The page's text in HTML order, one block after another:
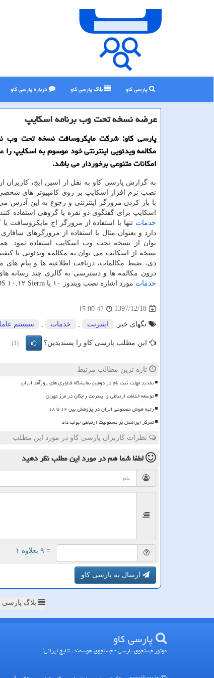
پارسی کاو بلاگ پارسی كاو درباره پارسی كاو
عرضه نسخه تحت وب برنامه اسكایپ
پارسی كاو: شركت مایكروسافت نسخه تحت وب
مكالمه ویدئویی اینترنتی خود موسوم به اسكایپ را
امكانات متنوعی برخوردار می باشد.
به گزارش پارسی كاو به نقل از اسین ایج، كاربران
نصب نرم افزار اسكایپ بر روی كامپیوتر های شخصی
با باز كردن مرورگر اینترنتی و رجوع به این آدرس می
اسكایپ برای گفتگوی دو نفره یا گروهی استفاده
خدمات تنها با استفاده از مرورگر اج مایكروسافت
دارد و بعنوان مثال با استفاده از مرورگرهای
توان از نسخه تحت وب اسكایپ استفاده نمود.
نسخه از اسكایپ می توان به مكالمه ویدئویی با
دی، ضبط مكالمات، دریافت اطلاعیه ها و پیام های
درون مكالمه ها و دسترسی به گالری چند رسانه
خدمات مورد اشاره نصب ویندوز ۱۰ یا MacOS ۱۰.۱۲ Sierra و نسخه های بالاتر سیستم عامل مك ضروری می باشد.
1397/12/18
15:00:42
تگهای خبر: اینترنت خدمات سیستم
این مطلب پارسی کاو را پسندیدین؟ (1)
تازه ترین مطالب مرتبط
تمدید مهلت ثبت نام در دومین نمایشگاه فناوری های روزآمد ایران
توسعه خدمات ارتباطی و اینترنت رایگان در مرز مهران
رتبه هوش مصنوعی ایران در پژوهش بین ۱۲ تا ۱۸
تمرکز ایرانسل بر مسئولیت ارتباطی جواب داد
نظرات کاربران پارسی کاو در مورد این مطلب
لطفا شما همدر مورد این مطلبنظر دهید
= ۹ بعلاوه ۱
ارسال به پارسی کاو
بلاگ پارسی
پارسی كاو
موتور جستجوی پارسی - جستجوی هوشمند، نتایج ایرانی!